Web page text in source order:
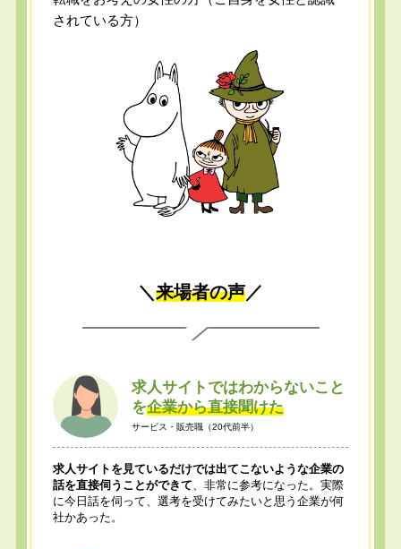
されている方）
＼来場者の声／
求人サイトではわからないこと
を企業から直接聞けた
サービス・販売職（20代前半）
求人サイトを見ているだけでは出てこないような企業の
話を直接伺うことができて、非常に参考になった。実際
に今日話を伺って、選考を受けてみたいと思う企業が何
社かあった。